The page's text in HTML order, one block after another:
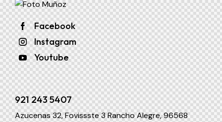
Facebook
Instagram
Youtube
921 243 5407
Azucenas 32, Fovissste 3 Rancho Alegre, 96568